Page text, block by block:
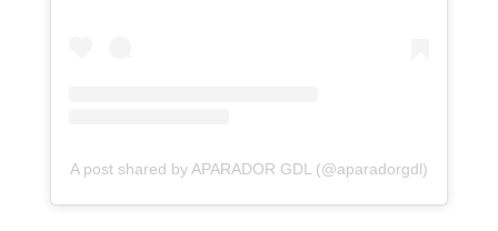
A post shared by APARADOR GDL (@aparadorgdl)